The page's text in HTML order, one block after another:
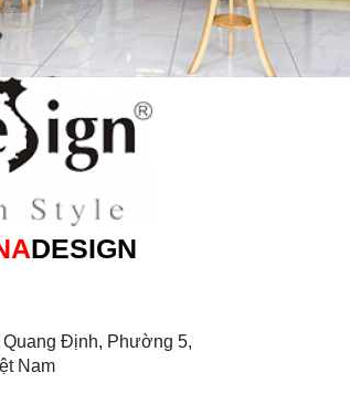
DESIGN
Quang Định, Phường 5,
Nam